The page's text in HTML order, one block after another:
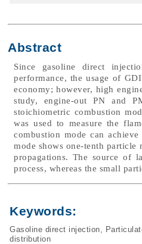
Abstract
Since gasoline direct
performance, the usage of
economy; however, high
study, engine-out PN and
stoichiometric combustion
was used to measure the
combustion mode can
mode shows one-tenth
propagations. The source of
process, whereas the small
Keywords:
Gasoline direct injection,
distribution